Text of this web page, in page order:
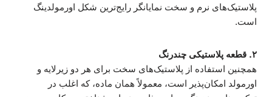
پلاستیک‌های نرم و سخت نمایانگر رایج‌ترین شکل اورمولدینگ
است.
۲. قطعه پلاستیکی چندرنگ
همچنین استفاده از پلاستیک‌های سخت برای هر دو زیرلایه و
اورمولد امکان‌پذیر است، معمولاً همان ماده، که اغلب در